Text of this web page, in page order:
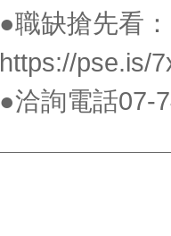
●職缺搶
https://pse.is/
●洽詢電話07-